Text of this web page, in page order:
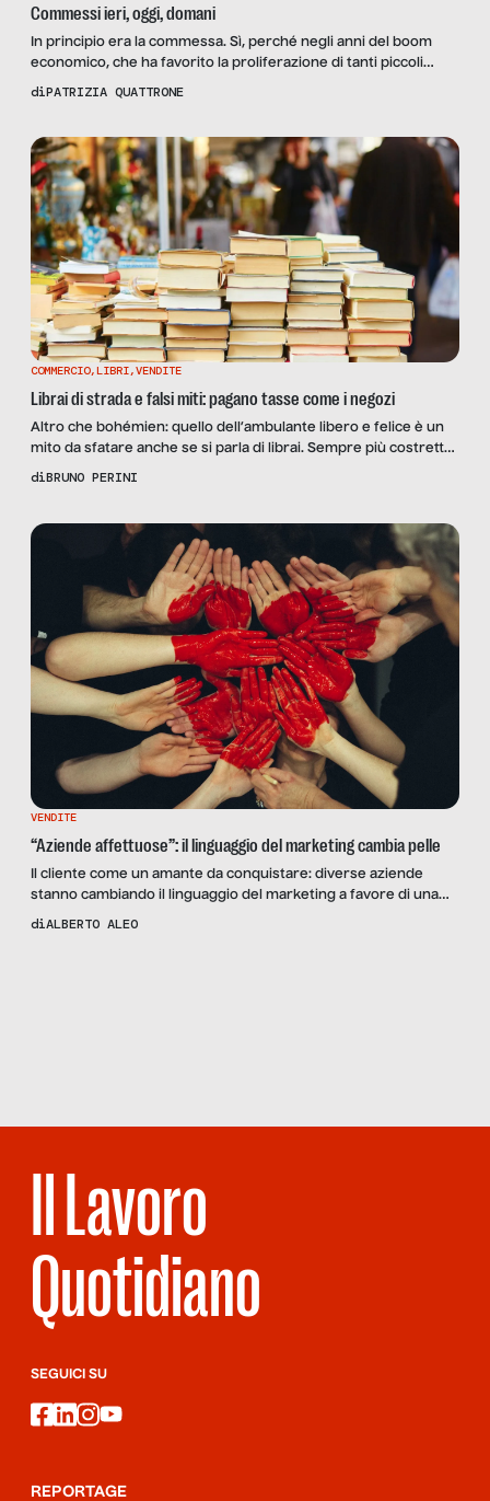
Commessi ieri, oggi, domani
In principio era la commessa. Sì, perché negli anni del boom
economico, che ha favorito la proliferazione di tanti piccoli
negozi – che poi noi abbiamo chiamato rete di vendita al
si consigliava il lavoro da commessa alle […]
diPATRIZIA QUATTRONE
COMMERCIO,LIBRI,VENDITE
Librai di strada e falsi miti: pagano tasse come i negozi
Altro che bohémien: quello dell’ambulante libero e felice è un
mito da sfatare anche se si parla di librai. Sempre più costretto
ad appoggiarsi alle vendite online, il mestiere soffre la
diBRUNO PERINI
VENDITE
“Aziende affettuose”: il linguaggio del marketing cambia pelle
Il cliente come un amante da conquistare: diverse aziende
stanno cambiando il linguaggio del marketing a favore di una
comunicazione emotiva.
diALBERTO ALEO
Il Lavoro
Quotidiano
SEGUICI SU
facebook
linkedin
instagram
youtube
REPORTAGE